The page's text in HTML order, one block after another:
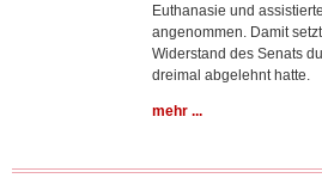
Euthanasie und
angenommen. Damit
Widerstand des Senats
dreimal abgelehnt hatte.
mehr ...